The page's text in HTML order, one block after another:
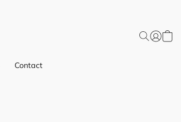
Contact